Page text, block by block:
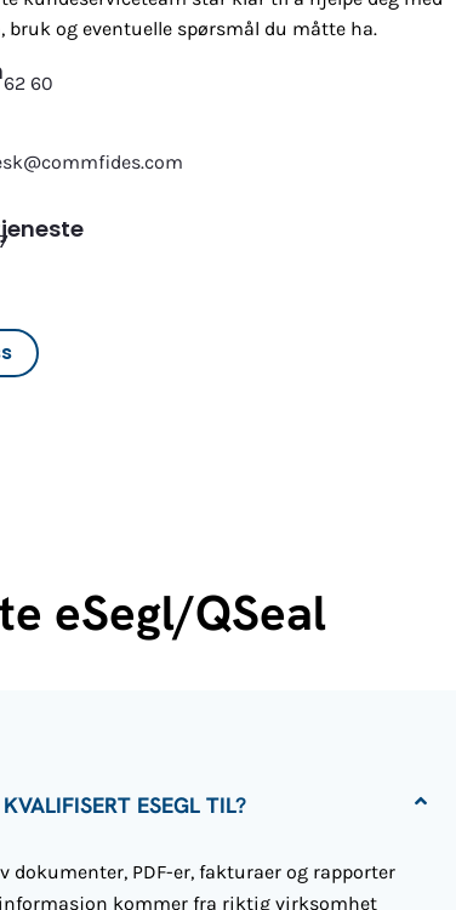
bruk og eventuelle spørsmål du måtte ha.
62 60
eSegl/QSeal
ESEGL TIL?
dokumenter, PDF-er, fakturaer og rapporter
kommer fra riktig virksomhet